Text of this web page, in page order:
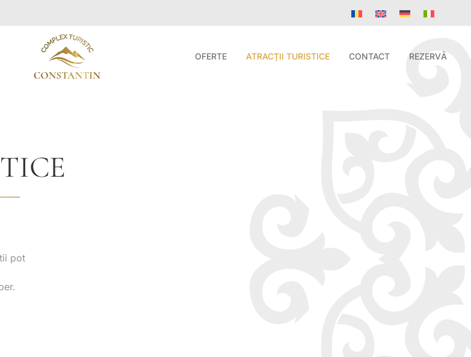
OFERTE ATRACȚII TURISTICE CONTACT REZERVĂ
pot